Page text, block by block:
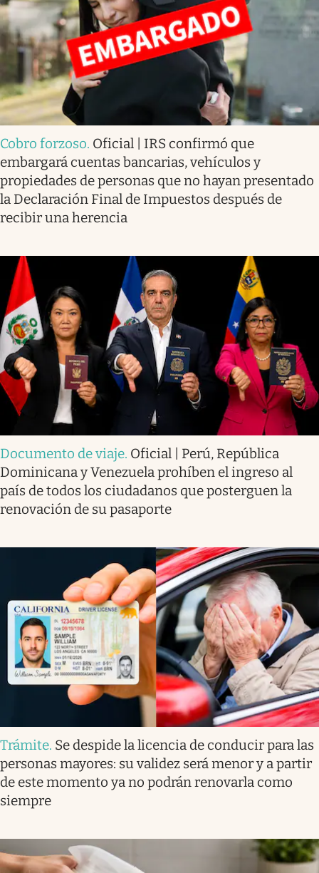
Cobro forzoso. Oficial | IRS confirmó que
embargará cuentas bancarias, vehículos y
propiedades de personas que no hayan presentado
la Declaración Final de Impuestos después de
recibir una herencia
Documento de viaje. Oficial | Perú, República
Dominicana y Venezuela prohíben el ingreso al
país de todos los ciudadanos que posterguen la
renovación de su pasaporte
Trámite. Se despide la licencia de conducir para las
personas mayores: su validez será menor y a partir
de este momento ya no podrán renovarla como
siempre